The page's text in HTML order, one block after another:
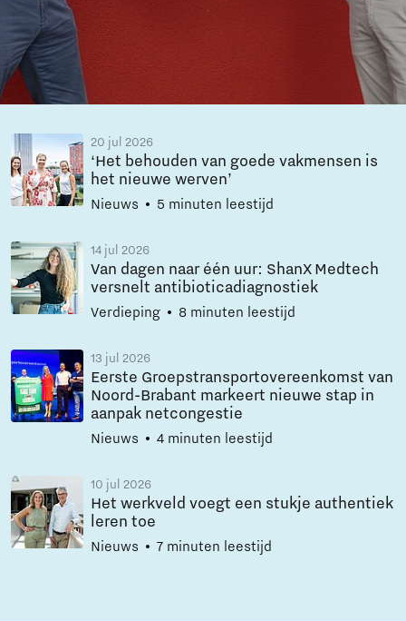
20 jul 2026
‘Het behouden van goede vakmensen is
het nieuwe werven’
Nieuws 5 minuten leestijd
14 jul 2026
Van dagen naar één uur: ShanX Medtech
versnelt antibioticadiagnostiek
Verdieping 8 minuten leestijd
13 jul 2026
Eerste Groepstransportovereenkomst van
Noord-Brabant markeert nieuwe stap in
aanpak netcongestie
Nieuws 4 minuten leestijd
10 jul 2026
Het werkveld voegt een stukje authentiek
leren toe
Nieuws 7 minuten leestijd